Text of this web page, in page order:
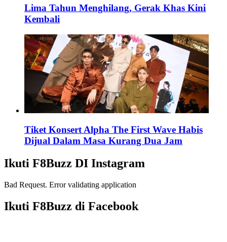
Lima Tahun Menghilang, Gerak Khas Kini
Kembali
Tiket Konsert Alpha The First Wave Habis
Dijual Dalam Masa Kurang Dua Jam
Ikuti F8Buzz DI Instagram
Bad Request. Error validating application
Ikuti F8Buzz di Facebook